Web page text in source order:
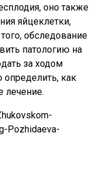
оно также
яйцеклетки,
обследование
патологию на
за ходом
определить, как
лечение.